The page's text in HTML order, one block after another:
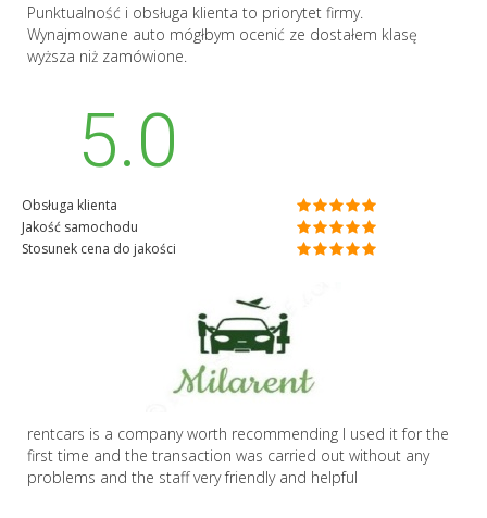
Punktualność i obsługa klienta to priorytet firmy.
Wynajmowane auto mógłbym ocenić ze dostałem klasę
wyższa niż zamówione.
5.0
Obsługa klienta
Jakość samochodu
Stosunek cena do jakości
rentcars is a company worth recommending I used it for the
first time and the transaction was carried out without any
problems and the staff very friendly and helpful